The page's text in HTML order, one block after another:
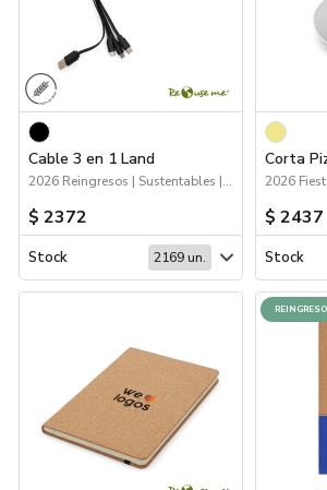
Cable 3 en 1 Land
2026 Reingresos | Sustentables | Tecnología
$ 2372
Stock 2169 un.
Corta
$ 2437
Stock
REINGRESO